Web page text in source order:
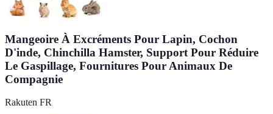
Mangeoire À Excréments Pour Lapin, Cochon
D'inde, Chinchilla Hamster, Support Pour Réduire
Le Gaspillage, Fournitures Pour Animaux De
Compagnie
Rakuten FR